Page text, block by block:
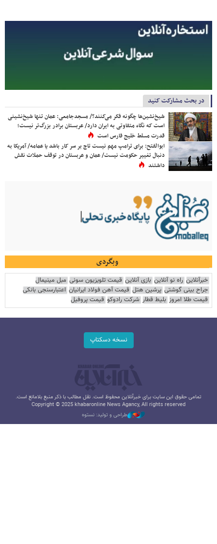
در بحث مشارکت کنید
شیخ‌نشین‌ها چگونه فکر می‌کنند؟/ مسجدجامعی: عمان تنها شیخ‌نشینی
است که نگاه متفاوتی به ایران دارد/ عربستان برادر بزرگ‌تر نیست؛
قدرت مسلط خلیج فارس است
ابوالفتح: برای ترامپ مهم نیست تاج بر سر کار باشد یا عمامه/ آمریکا به
دنبال تغییر حکومت نیست/ عمان و عربستان در توقف حملات نقش
داشتند
وبگردی
خبرآنلاین راه نو آنلاین بازی آنلاین قیمت تلویزیون سونی مبل مینیمال
جراح بینی گوشتی پرشین هتل قیمت آهن فولاد ایرانیان اعتبارسنجی بانکی
قیمت طلا امروز بلیط قطار شرکت رادوکو قیمت پروفیل
نسخه دسکتاپ
تمامی حقوق این سایت برای خبرآنلاین محفوظ است. نقل مطالب با ذکر منبع بلامانع است.
Copyright © 2025 khabaronline News Agancy, All rights reserved
طراحی و تولید: نستوه